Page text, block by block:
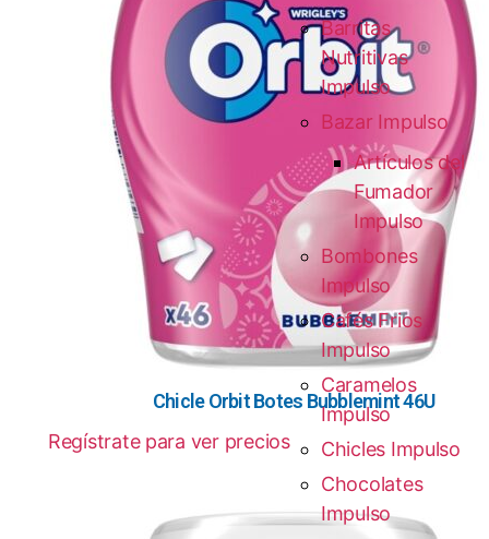
Chicle Orbit Botes Bubblemint 46U
Regístrate para ver precios
Barritas
Nutritivas
Impulso
Bazar Impulso
Artículos del
Fumador
Impulso
Bombones
Impulso
Cafés Frios
Impulso
Caramelos
Impulso
Chicles Impulso
Chocolates
Impulso